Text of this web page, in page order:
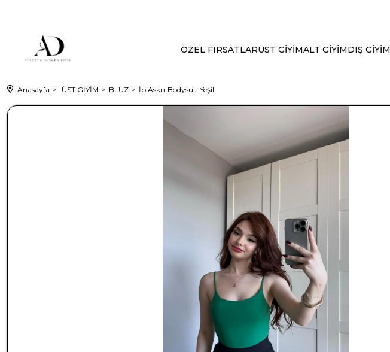
ÖZEL FIRSATLARÜST GİYİMALT GİYİMDIŞ GİYİM
Anasayfa ÜST GİYİM BLUZ İp Askılı Bodysuit Yeşil